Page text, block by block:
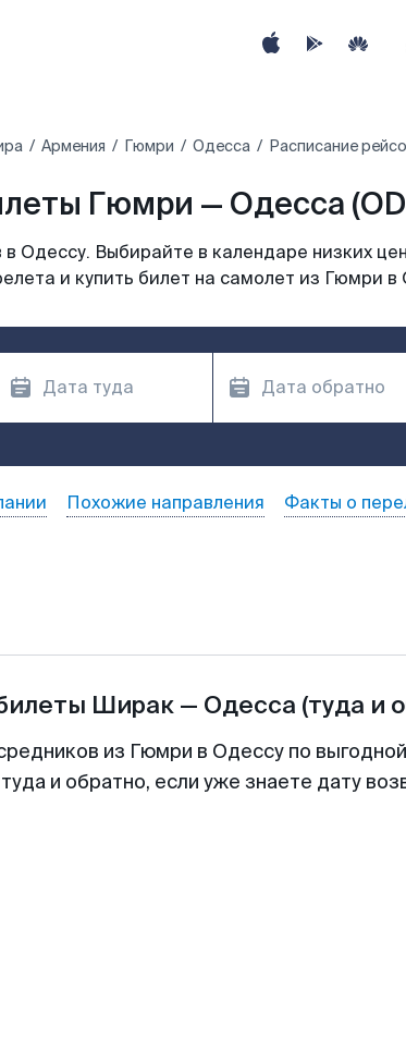
Армения Гюмри Одесса Расписание
Гюмри — Одесса
Одессу. Выбирайте в календаре низких
и купить билет на самолет из Гюмри в
Похожие направления Факты о
Ширак — Одесса (туда и
из Гюмри в Одессу по
и обратно, если уже знаете дату